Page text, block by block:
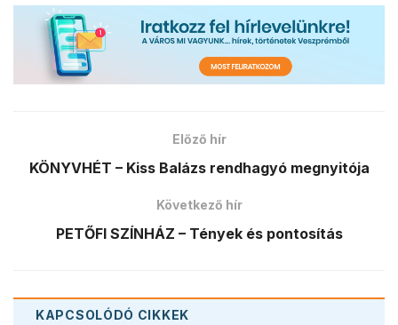
Előző hír
KÖNYVHÉT – Kiss Balázs rendhagyó megnyitója
Következő hír
PETŐFI SZÍNHÁZ – Tények és pontosítás
KAPCSOLÓDÓ CIKKEK